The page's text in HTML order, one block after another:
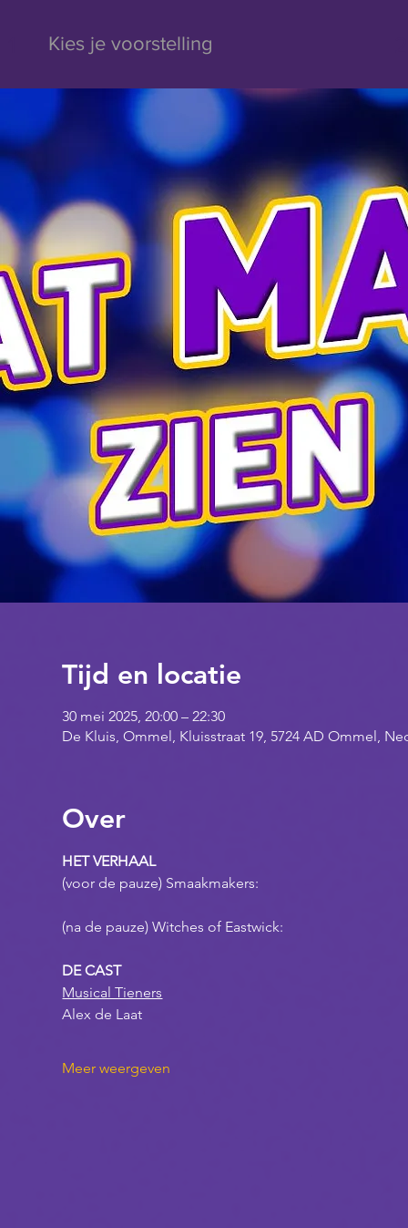
Kies je voorstelling
Tijd en locatie
30 mei 2025, 20:00 – 22:30
De Kluis, Ommel, Kluisstraat 19, 5724 AD Ommel,
Over
HET VERHAAL
(voor de pauze) Smaakmakers:
(na de pauze) Witches of Eastwick:
DE CAST
Musical Tieners
Alex de Laat
Meer weergeven